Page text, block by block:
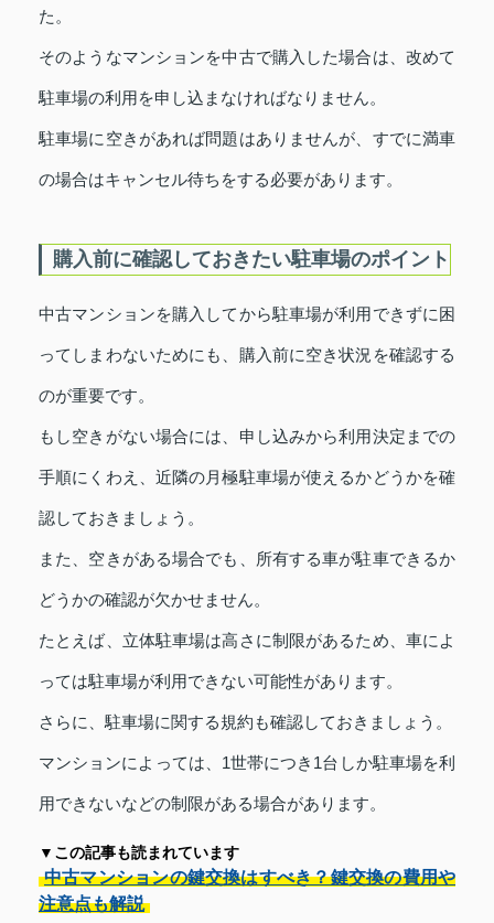
た。
そのようなマンションを中古で購入した場合は、改めて
駐車場の利用を申し込まなければなりません。
駐車場に空きがあれば問題はありませんが、すでに満車
の場合はキャンセル待ちをする必要があります。
購入前に確認しておきたい駐車場のポイント
中古マンションを購入してから駐車場が利用できずに困
ってしまわないためにも、購入前に空き状況を確認する
のが重要です。
もし空きがない場合には、申し込みから利用決定までの
手順にくわえ、近隣の月極駐車場が使えるかどうかを確
認しておきましょう。
また、空きがある場合でも、所有する車が駐車できるか
どうかの確認が欠かせません。
たとえば、立体駐車場は高さに制限があるため、車によ
っては駐車場が利用できない可能性があります。
さらに、駐車場に関する規約も確認しておきましょう。
マンションによっては、1世帯につき1台しか駐車場を利
用できないなどの制限がある場合があります。
▼この記事も読まれています
中古マンションの鍵交換はすべき？鍵交換の費用や
注意点も解説